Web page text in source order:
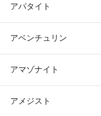
アパタイト
アベンチュリン
アマゾナイト
アメジスト